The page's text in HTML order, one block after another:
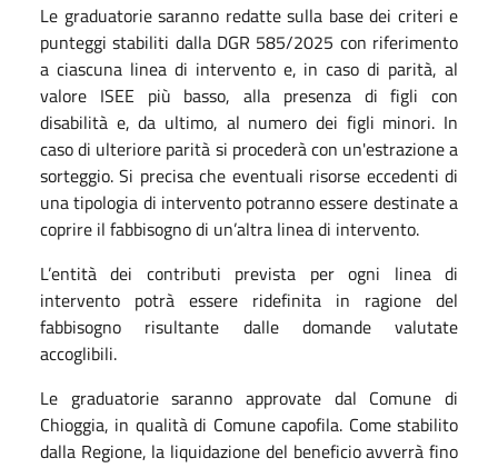
Le graduatorie saranno redatte sulla base dei criteri e
punteggi stabiliti dalla DGR 585/2025 con riferimento
a ciascuna linea di intervento e, in caso di parità, al
valore ISEE più basso, alla presenza di figli con
disabilità e, da ultimo, al numero dei figli minori. In
caso di ulteriore parità si procederà con un'estrazione a
sorteggio. Si precisa che eventuali risorse eccedenti di
una tipologia di intervento potranno essere destinate a
coprire il fabbisogno di un’altra linea di intervento.
L’entità dei contributi prevista per ogni linea di
intervento potrà essere ridefinita in ragione del
fabbisogno risultante dalle domande valutate
accoglibili.
Le graduatorie saranno approvate dal Comune di
Chioggia, in qualità di Comune capofila. Come stabilito
dalla Regione, la liquidazione del beneficio avverrà fino